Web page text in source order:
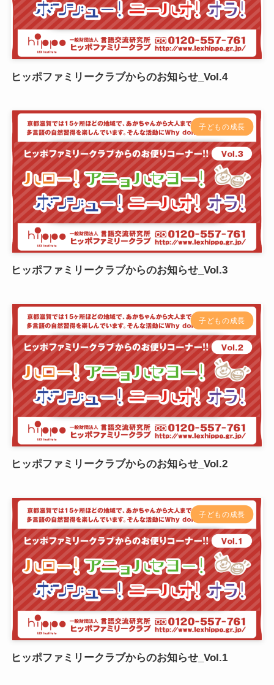
ヒッポファミリークラブからのお知らせ_Vol.4
子どもの成長
ヒッポファミリークラブからのお知らせ_Vol.3
子どもの成長
ヒッポファミリークラブからのお知らせ_Vol.2
子どもの成長
ヒッポファミリークラブからのお知らせ_Vol.1